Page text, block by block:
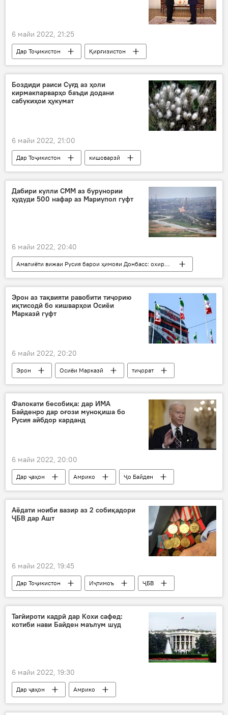
6 майи 2022, 21:25
Дар Тоҷикистон
Қирғизистон
сафир
Сироҷиддин Муҳриддин
эътимоднома
Боздиди раиси Суғд аз ҳоли
кирмакпарварҳо баъди додани
сабукиҳои ҳукумат
6 майи 2022, 21:00
Дар Тоҷикистон
кишоварзӣ
Иқтисод
Истаравшан
рушд
пилла
Дабири кулли СММ аз бурунории
ҳудуди 500 нафар аз Мариупол гуфт
6 майи 2022, 20:40
Амалиёти вижаи Русия барои ҳимояи Донбасс: охирин хабарҳо
Дар Русия
Мариупол
СММ
Антониу Гуттериш
Салиби сурх
Украина
Эрон аз тақвияти равобити тиҷорию
иқтисодӣ бо кишварҳои Осиёи
Марказӣ гуфт
6 майи 2022, 20:20
Эрон Осиёи Марказӣ
тиҷорат
тақвият
ҳамкорӣ Намоишгоҳ
Фалокати бесобиқа: дар ИМА
Байденро дар оғози муноқиша бо
Русия айбдор карданд
6 майи 2022, 20:00
Дар ҷаҳон Амрико
Ҷо Байден
Сиёсат
Аёдати ноиби вазир аз 2 собиқадори
ҶБВ дар Ашт
6 майи 2022, 19:45
Дар Тоҷикистон Иҷтимоъ
ҶБВ
куҳансарбоз
Ашт
Суғд
пул
Тағйироти кадрӣ дар Кохи сафед:
котиби нави Байден маълум шуд
6 майи 2022, 19:30
Дар ҷаҳон Амрико